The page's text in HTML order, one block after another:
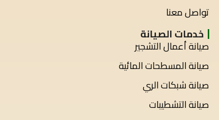
تواصل معنا
خدمات الصيانة
صيانة أعمال التشجير
صيانة المسطحات المائية
صيانة شبكات الري
صيانة التشطيبات